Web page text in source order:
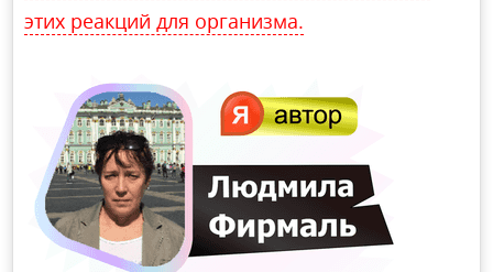
этих реакций для организма.